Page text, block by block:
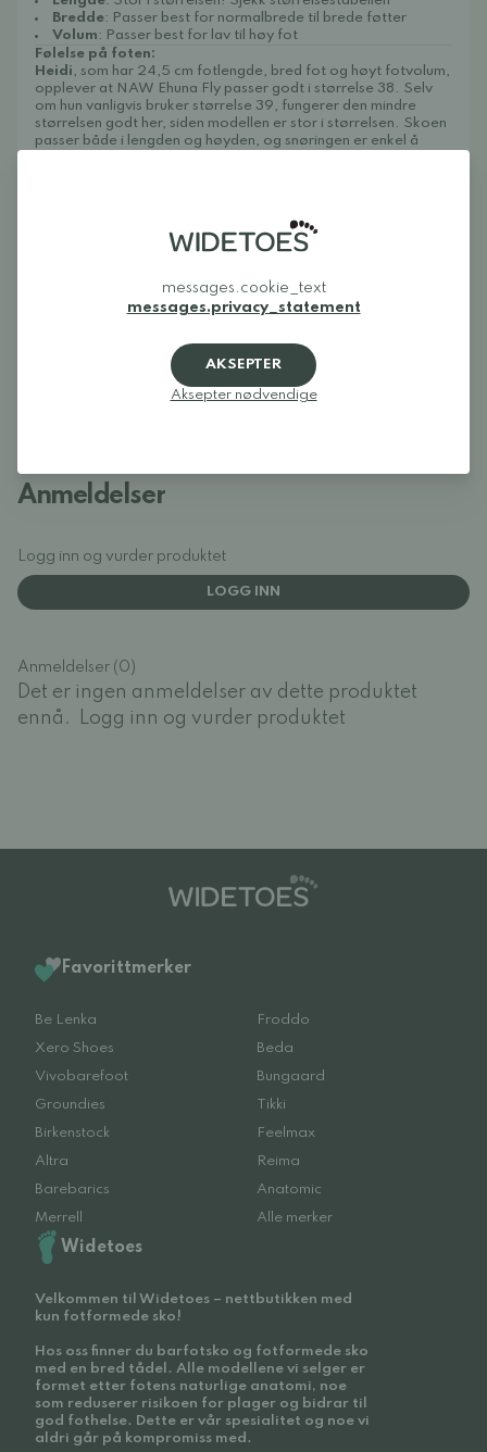
Bredde: Passer best for normalbrede til brede føtter
Volum: Passer best for lav til høy fot
Følelse på foten:
Heidi, som har 24,5 cm fotlengde, bred fot og høyt fotvolum,
opplever at NAW Ehuna Fly passer godt i størrelse 38. Selv
om hun vanligvis bruker størrelse 39, fungerer den mindre
størrelsen godt her, siden modellen er stor i størrelsen. Skoen
passer både i lengden og høyden, og snøringen er enkel å
luftig. Den brede fronten gir tærne god plass, mens snøringen
gjør det mulig å justere passformen rundt mellomfoten slik at
Rengjør skoene ved å børste bort smuss og ved behov
tørke av overdelen og sålen med en fuktig klut i mildt
unngå direkte varme.
Vi anbefaler å behandle skoene regelmessig for å beskytte
mot smuss og støv, for eksempel medCollonil Organic Cover
Anmeldelser
Logg inn og vurder produktet
LOGG INN
Anmeldelser (0)
Det er ingen anmeldelser av dette produktet
ennå.
Logg inn og vurder produktet
Favorittmerker
Be Lenka
Froddo
Xero Shoes
Beda
Vivobarefoot
Bungaard
Groundies
Tikki
Birkenstock
Feelmax
Altra
Reima
Barebarics
Anatomic
Merrell
Alle merker
Widetoes
Velkommen til Widetoes – nettbutikken med
kun fotformede sko!
Hos oss finner du barfotsko og fotformede sko
med en bred tådel. Alle modellene vi selger er
formet etter fotens naturlige anatomi, noe
som reduserer risikoen for plager og bidrar til
god fothelse. Dette er vår spesialitet og noe vi
aldri går på kompromiss med.
messages.cookie_text
messages.privacy_statement
AKSEPTER
Aksepter nødvendige